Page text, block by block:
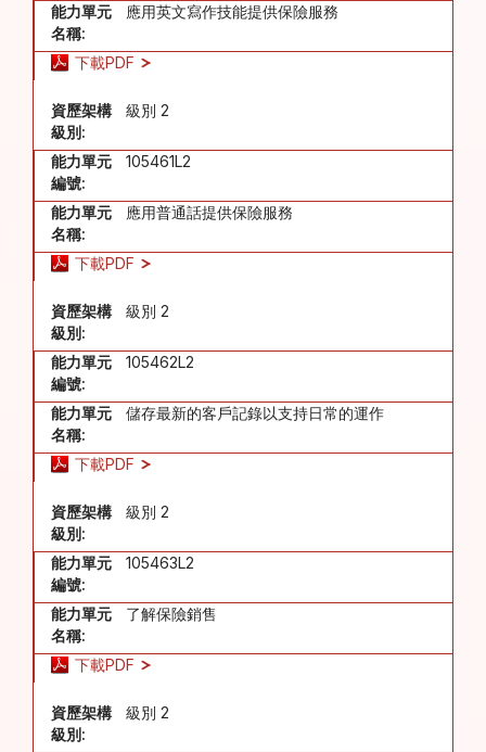
能力單元
名稱:
應用英文寫作技能提供保險服務
下載PDF
資歷架構
級別:
級別 2
能力單元
編號:
105461L2
能力單元
名稱:
應用普通話提供保險服務
下載PDF
資歷架構
級別:
級別 2
能力單元
編號:
105462L2
能力單元
名稱:
儲存最新的客戶記錄以支持日常的運作
下載PDF
資歷架構
級別:
級別 2
能力單元
編號:
105463L2
能力單元
名稱:
了解保險銷售
下載PDF
資歷架構
級別:
級別 2